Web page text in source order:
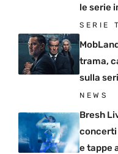
le serie
SERIE
trama,
sulla
NEWS
Bresh
concerti
e tappe